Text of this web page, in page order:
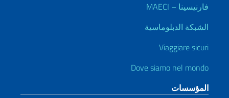
فارنيسينا – MAECI
الشبكة الدبلوماسية
Viaggiare sicuri
Dove siamo nel mondo
المؤسسات